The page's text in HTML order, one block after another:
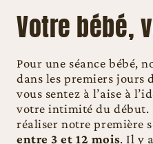
Votre bébé,
Pour une séance bébé,
dans les premiers jours
vous sentez à l’aise à
votre intimité du début.
réaliser notre première
entre 3 et 12 mois. Il y